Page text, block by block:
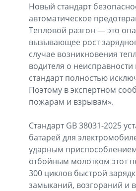
Новый стандарт
автоматическое
Тепловой разгон — это
вызывающее рост
случае возникновения
водителя о
стандарт полностью
Поэтому в экспертном
пожарам и взрывам».
Стандарт GB 38031-2025
батарей для
ударным
отбойным молотком этот
300 циклов быстрой
замыканий, возгораний и